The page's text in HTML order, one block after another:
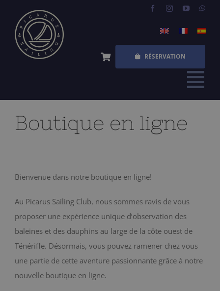
content
RÉSERVATION
ACCUEIL
BOUTIQUE
CONTACT
Boutique en ligne
Bienvenue dans notre boutique en ligne!
Au Picarus Sailing Club, nous sommes ravis de vous
proposer une expérience unique d’observation des
baleines et des dauphins au large de la côte ouest de
Ténériffe. Désormais, vous pouvez ramener chez vous
une partie de cette aventure passionnante grâce à notre
nouvelle boutique en ligne.